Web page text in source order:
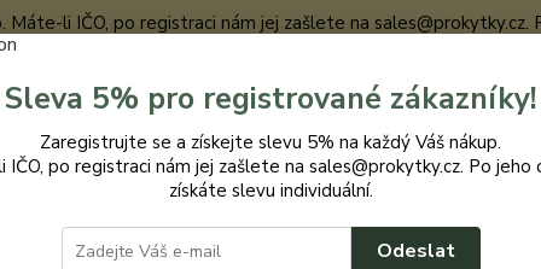
Máte-li IČO, po registraci nám jej zašlete na
Hledat
Vruty MT vrut un.celozávit 3,5x 20mm ZZ (40ks)
Sleva 5% pro registrované zákazníky!
Zaregistrujte se a získejte slevu 5% na každý Váš nákup.
IČO, po registraci nám jej zašlete na sales@prokytky.cz. Po jeho
získáte slevu individuální.
Odeslat